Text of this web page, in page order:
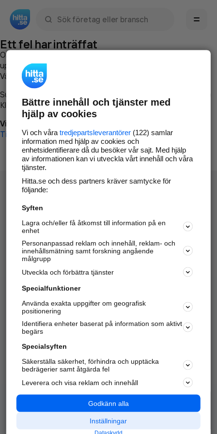
Ett fel har inträffat
Om du vill kan du
uppstod så att vi lättare och snabbare kan avhjälpa det.
Vänligen försök med följande:
Surfa till
Klicka påTillbaka-knappen i webbläsaren och försök igen
Vi beklagar besväret!
Till startsidan
Hitta.se - Gratis nummerupplysning.
Sök företag, personer och platser.
Hitta telefonnummer, adresser, företagsinfo mm.
Marknadsför företaget
Kom igång och annonsera mot
samarbetspartners nära dig.
Alla kategorier
Populära sökningar
API & Kartor
Annonsera
Integritet
Nödnummer
Bättre innehåll och tjänster med
hjälp av cookies
Vi och våra tredjepartsleverantörer(122) samlar
information med hjälp av cookies och
enhetsidentifierare då du besöker vår sajt. Med hjälp
av informationen kan vi utveckla vårt innehåll och våra
tjänster.
Hitta.se och dess partners kräver samtycke för
följande:
Syften
Lagra och/eller få åtkomst till information på en
enhet
Personanpassad reklam och innehåll, reklam- och
innehållsmätning samt forskning angående
målgrupp
Utveckla och förbättra tjänster
Specialfunktioner
Använda exakta uppgifter om geografisk
positionering
Identifiera enheter baserat på information som aktivt
begärs
Specialsyften
Säkerställa säkerhet, förhindra och upptäcka
bedrägerier samt åtgärda fel
Leverera och visa reklam och innehåll
Godkänn alla
Inställningar
Dataskydd